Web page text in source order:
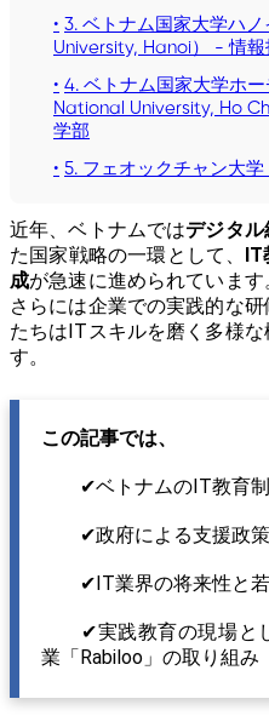
3. ベトナム国家大学ハ
University, Hanoi） - 情報
4. ベトナム国家大学ホ
National University, Ho
学部
5. フェオックチャン大学
デジタル政府開発の国家
2030年ビジョン）
国家デジタル変革戦略（
749/QĐ-TTg）
IT産業発展プログラム（〜
ベトナム若者に広がるIT教
トナムの最新動向
高収入で安定した職業
無限の就職チャンス（グ
近年、ベトナムではデジタ
た国家戦略の一環として、 IT
成が急速に進められています
さらには企業での実践的な
たちはITスキルを磨く多様な
す。
この記事では、
✔ベトナムのIT教育制
✔政府による支援政策
✔IT業界の将来性と若
✔実践教育の現場と
業「Rabiloo」の取り組み